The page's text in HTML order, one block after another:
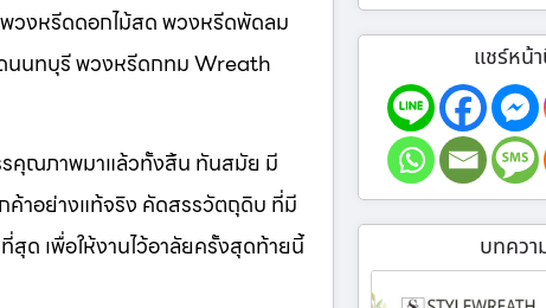
วงหรีดดอกไม้สด พวงหรีดพัดลม
นนทบุรี พวงหรีดกทม Wreath
รคุณภาพมาแล้วทั้งสิ้น ทันสมัย มี
ค้าอย่างแท้จริง คัดสรรวัตถุดิบ ที่มี
สุด เพื่อให้งานไว้อาลัยครั้งสุดท้ายนี้
แชร์หน้
บทควา